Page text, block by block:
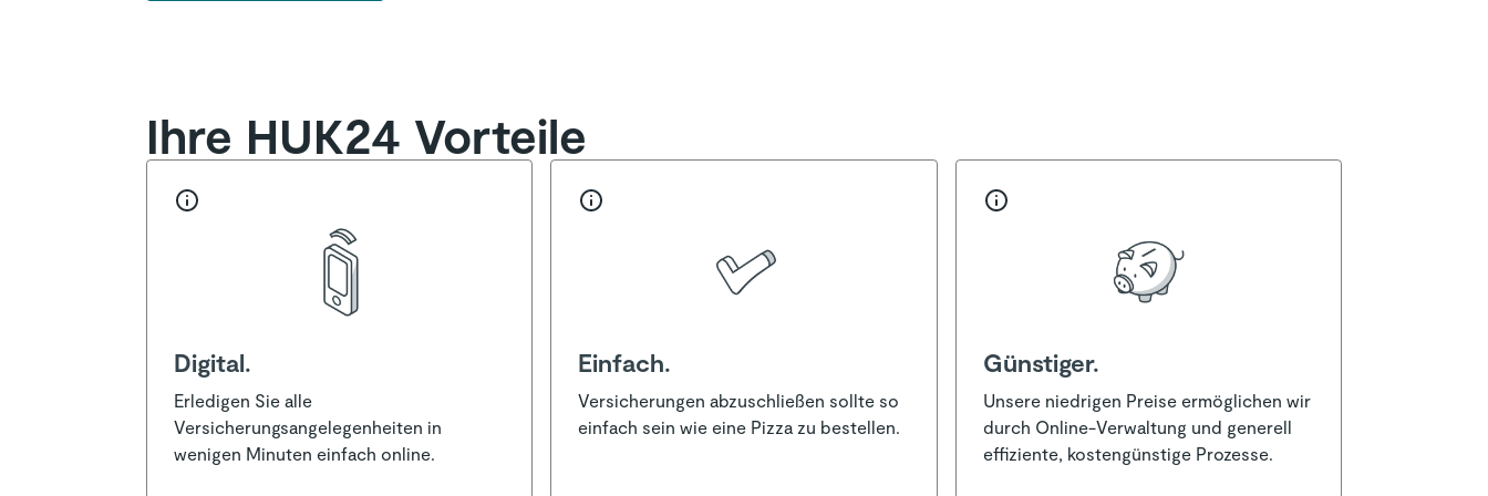
Ihre HUK24 Vorteile
Digital.
Erledigen Sie alle
Versicherungsangelegenheiten in
wenigen Minuten einfach online.
Einfach.
Versicherungen abzuschließen sollte so
einfach sein wie eine Pizza zu bestellen.
Günstiger.
Unsere niedrigen Preise ermöglichen wir
durch Online-Verwaltung und generell
effiziente, kostengünstige Prozesse.